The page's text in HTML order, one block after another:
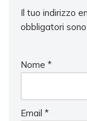
Il tuo indirizzo
obbligatori
Nome *
Email *